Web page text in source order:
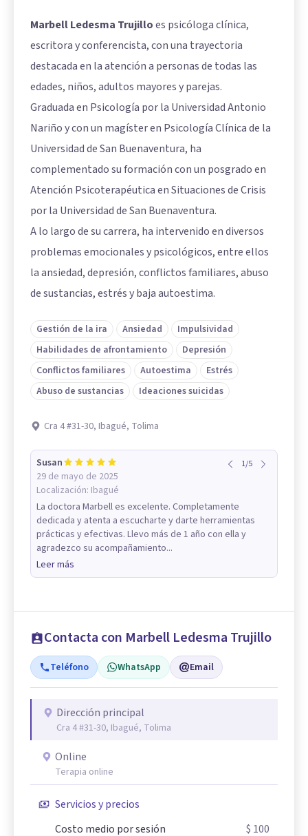
Marbell Ledesma Trujilloes psicóloga clínica,
escritora y conferencista, con una trayectoria
destacada en la atención a personas de todas las
edades, niños, adultos mayores y parejas.
Graduada en Psicología por la Universidad Antonio
Nariño y con un magíster en Psicología Clínica de la
Universidad de San Buenaventura, ha
complementado su formación con un posgrado en
Atención Psicoterapéutica en Situaciones de Crisis
por la Universidad de San Buenaventura.
A lo largo de su carrera, ha intervenido en diversos
problemas emocionales y psicológicos, entre ellos
la ansiedad, depresión, conflictos familiares, abuso
de sustancias, estrés y baja autoestima.
Gestión de la ira Ansiedad
Impulsividad
Habilidades de afrontamiento
Depresión
Conflictos familiares
Autoestima
Estrés
Abuso de sustancias
Ideaciones suicidas
Cra 4 #31-30, Ibagué, Tolima
Susan
29 de mayo de 2025
Localización: Ibagué
1/5
La doctora Marbell es excelente. Completamente
dedicada y atenta a escucharte y darte herramientas
prácticas y efectivas. Llevo más de 1 año con ella y
agradezco su acompañamiento...
Leer más
Contacta con Marbell Ledesma Trujillo
Teléfono WhatsApp Email
Dirección principal
Cra 4 #31-30, Ibagué, Tolima
Online
Terapia online
Servicios y precios
Costo medio por sesión
$ 100